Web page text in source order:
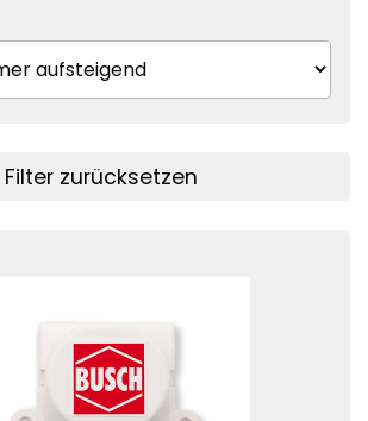
anzeigen
Filter zurücksetzen